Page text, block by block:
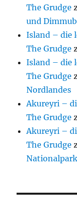
The Grudge
und
Island – die
The Grudge
Island – die
The Grudge
Nordlandes
Akureyri –
The Grudge
Akureyri –
The Grudge
Nationalpark